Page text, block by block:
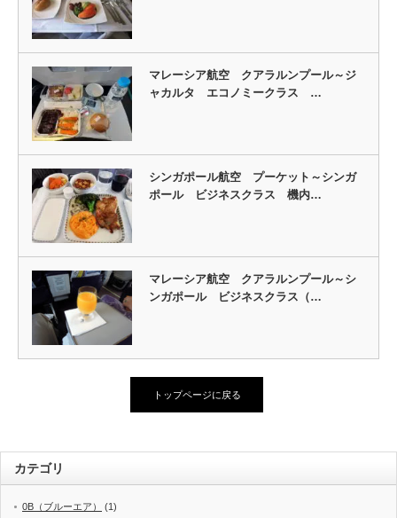
マレーシア航空 クアラルンプール～ジ
ャカルタ エコノミークラス …
シンガポール航空 プーケット～シンガ
ポール ビジネスクラス 機内…
マレーシア航空 クアラルンプール～シ
ンガポール ビジネスクラス（…
トップページに戻る
カテゴリ
0B（ブルーエア） (1)